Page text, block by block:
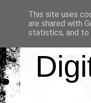
This site uses
are shared with
statistics, and to